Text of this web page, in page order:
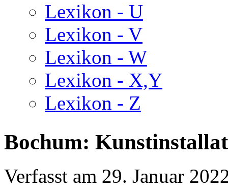
Lexikon - U
Lexikon - V
Lexikon - W
Lexikon - X,Y
Lexikon - Z
Bochum:
Verfasst am 29. Januar